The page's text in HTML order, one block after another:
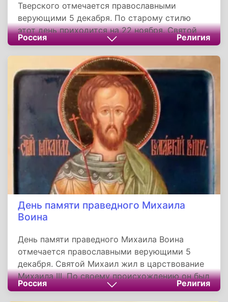
Тверского отмечается православными
верующими 5 декабря. По старому стилю
этот день приходится на 22 ноября. Святой
благоверный князь Михаил Тверской родился
в 1272 году уже после смерти своего отца
великого князя Ярослава Ярославича, родного
брата святого благоверного князя Александра
Невского. При поездке в Орду князь Ярослав
заболел и, приняв постриг с именем
Афанасий, скончался.
Россия Религия
День памяти праведного Михаила
Воина
День памяти праведного Михаила Воина
отмечается православными верующими 5
декабря. Святой Михаил жил в царствование
Михаила III. По своему происхождению он был
болгарин и родился в городе Потуке,
Россия Религия